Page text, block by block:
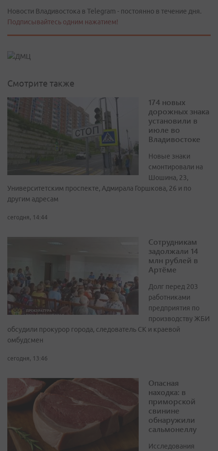
Новости Владивостока в Telegram - постоянно в течение дня.
Подписывайтесь одним нажатием!
Смотрите также
174 новых
дорожных знака
установили в
июле во
Владивостоке
Новые знаки
смонтировали на
Шошина, 23,
Университетским проспекте, Адмирала Горшкова, 26 и по
другим адресам
сегодня, 14:44
Сотрудникам
задолжали 14
млн рублей в
Артёме
Долг перед 203
работниками
предприятия по
производству ЖБИ
обсудили прокурор города, следователь СК и краевой
омбудсмен
сегодня, 13:46
Опасная
находка: в
приморской
свинине
обнаружили
сальмонеллу
Исследования